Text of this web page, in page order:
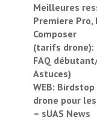
Meilleures
Premiere Pro,
Composer
(tarifs drone):
FAQ
Astuces)
WEB:
drone pour
– sUAS News